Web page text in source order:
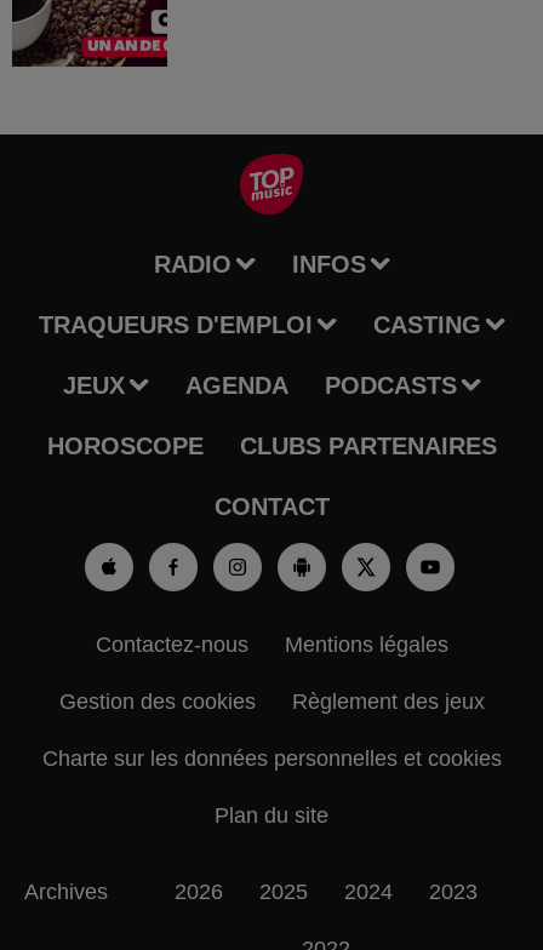
RADIO INFOS
TRAQUEURS D'EMPLOI CASTING
JEUX AGENDA PODCASTS
HOROSCOPE CLUBS PARTENAIRES
CONTACT
Contactez-nous Mentions légales
Gestion des cookies Règlement des jeux
Charte sur les données personnelles et cookies
Plan du site
Archives 2026 2025 2024 2023